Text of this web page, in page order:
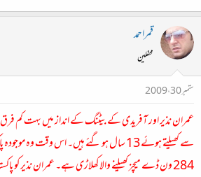
قمراحمد
محفلین
ستمبر 30، 2009
عمران نذیر اور آفریدی کے بیٹنگ کے انداز میں بہت کم
سے کھیلتے ہوئے 13 سال ہو گئے ہیں۔ اس وقت وہ